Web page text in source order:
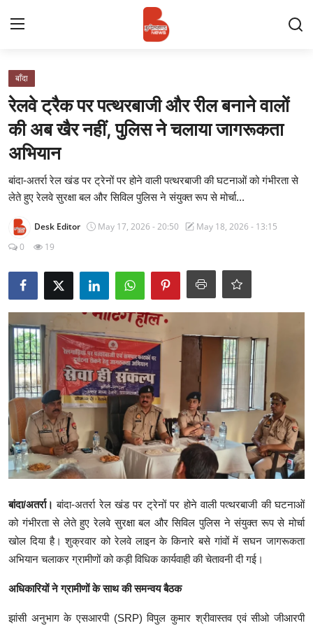
Contact
प्रमुख ख़बर
अपना शहर
राज्य
वीडियो
क्राइम
स्पोर्ट्स
मनोरंजन
गैलरी
बाँदा
रेलवे ट्रैक पर पत्थरबाजी और रील बनाने वालों
की अब खैर नहीं, पुलिस ने चलाया जागरूकता
अभियान
बांदा-अतर्रा रेल खंड पर ट्रेनों पर होने वाली पत्थरबाजी की घटनाओं को गंभीरता से
लेते हुए रेलवे सुरक्षा बल और सिविल पुलिस ने संयुक्त रूप से मोर्चा...
Desk Editor May 17, 2026 - 20:50
May 18, 2026 - 13:15
0
19
​बांदा/अतर्रा। बांदा-अतर्रा रेल खंड पर ट्रेनों पर होने वाली पत्थरबाजी की घटनाओं
को गंभीरता से लेते हुए रेलवे सुरक्षा बल और सिविल पुलिस ने संयुक्त रूप से मोर्चा
खोल दिया है। शुक्रवार को रेलवे लाइन के किनारे बसे गांवों में सघन जागरूकता
अभियान चलाकर ग्रामीणों को कड़ी विधिक कार्यवाही की चेतावनी दी गई।
अधिकारियों ने ग्रामीणों के साथ की समन्वय बैठक
झांसी अनुभाग के एसआरपी (SRP) विपुल कुमार श्रीवास्तव एवं सीओ जीआरपी